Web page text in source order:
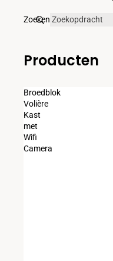
Zoeken
Producten
Broedblok
Volière
Kast
met
Wifi
Camera